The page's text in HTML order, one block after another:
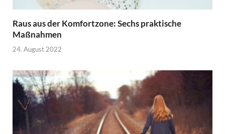
Raus aus der Komfortzone: Sechs praktische
Maßnahmen
24. August 2022